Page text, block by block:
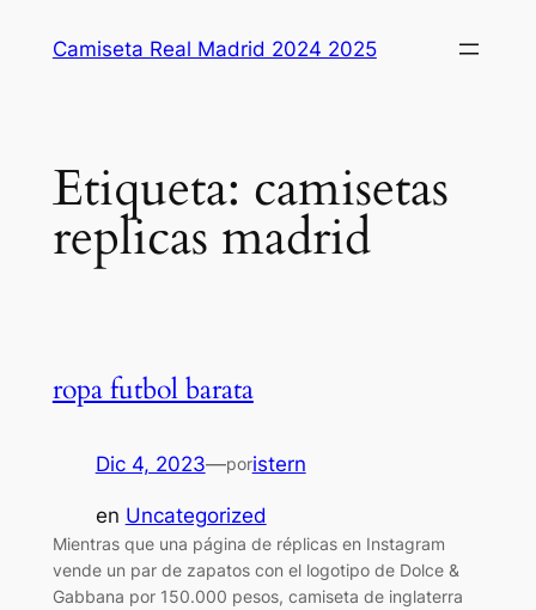
Camiseta Real Madrid 2024 2025
Etiqueta: camisetas
replicas madrid
ropa futbol barata
Dic 4, 2023—poristern
en Uncategorized
Mientras que una página de réplicas en Instagram
vende un par de zapatos con el logotipo de Dolce &
Gabbana por 150.000 pesos, camiseta de inglaterra